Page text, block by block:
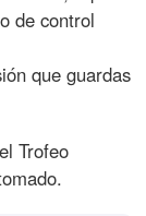
de control
que guardas
Trofeo